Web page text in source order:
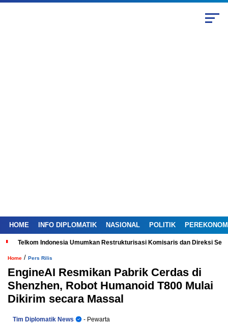
HOME INFO DIPLOMATIK NASIONAL POLITIK
Telkom Indonesia Umumkan Restrukturisasi Komisaris dan Direksi
Home / Pers Rilis
EngineAI Resmikan Pabrik Cerdas di
Shenzhen, Robot Humanoid T800 Mulai
Dikirim secara Massal
Tim Diplomatik News
- Pewarta